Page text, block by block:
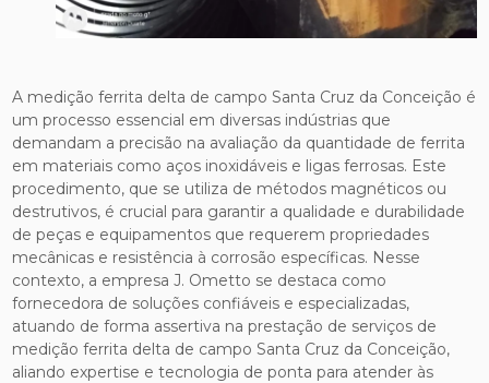
A medição ferrita delta de campo Santa Cruz da Conceição é
um processo essencial em diversas indústrias que
demandam a precisão na avaliação da quantidade de ferrita
em materiais como aços inoxidáveis e ligas ferrosas. Este
procedimento, que se utiliza de métodos magnéticos ou
destrutivos, é crucial para garantir a qualidade e durabilidade
de peças e equipamentos que requerem propriedades
mecânicas e resistência à corrosão específicas. Nesse
contexto, a empresa J. Ometto se destaca como
fornecedora de soluções confiáveis e especializadas,
atuando de forma assertiva na prestação de serviços de
medição ferrita delta de campo Santa Cruz da Conceição,
aliando expertise e tecnologia de ponta para atender às